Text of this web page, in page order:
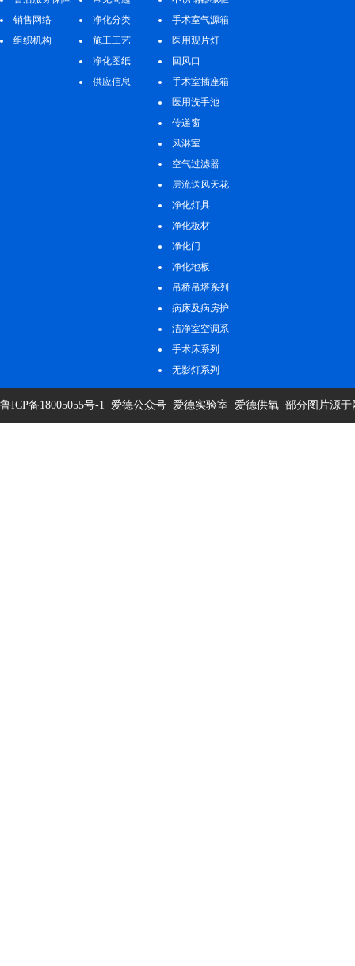
销售网络
组织机构
净化分类
施工工艺
净化图纸
供应信息
手术室气源箱
医用观片灯
回风口
手术室插座箱
医用洗手池
传递窗
风淋室
空气过滤器
层流送风天花
净化灯具
净化板材
净化门
净化地板
吊桥吊塔系列
病床及病房护
理系列洁净室空调系
统
手术床系列
无影灯系列
鲁ICP备18005055号-1 爱德公众号 爱德实验室 爱德供氧 部分图片源